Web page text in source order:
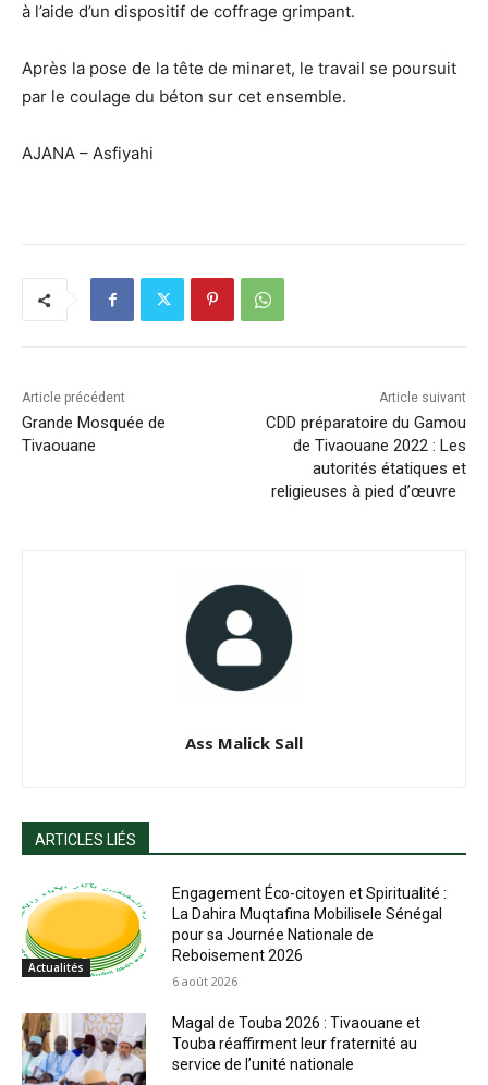
à l’aide d’un dispositif de coffrage grimpant.
Après la pose de la tête de minaret, le travail se poursuit
par le coulage du béton sur cet ensemble.
AJANA – Asfiyahi
Article précédent
Grande Mosquée de
Tivaouane
Article suivant
CDD préparatoire du Gamou
de Tivaouane 2022 : Les
autorités étatiques et
religieuses à pied d’œuvre
Ass Malick Sall
ARTICLES LIÉS
Actualités
Engagement Éco-citoyen et Spiritualité :
La Dahira Muqtafina Mobilisele Sénégal
pour sa Journée Nationale de
Reboisement 2026
6 août 2026
Magal de Touba 2026 : Tivaouane et
Touba réaffirment leur fraternité au
service de l’unité nationale